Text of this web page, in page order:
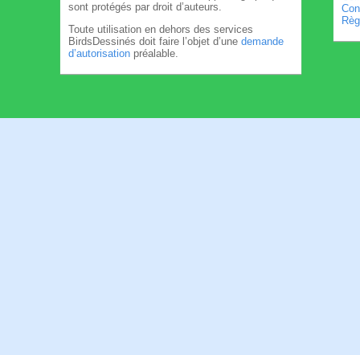
sont protégés par droit d’auteurs.
Toute utilisation en dehors des services
BirdsDessinés doit faire l’objet d’une demande
d’autorisation préalable.